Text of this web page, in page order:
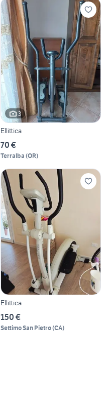
3
Ellittica
70 €
Terralba (OR)
Ellittica
150 €
Settimo San Pietro(CA)